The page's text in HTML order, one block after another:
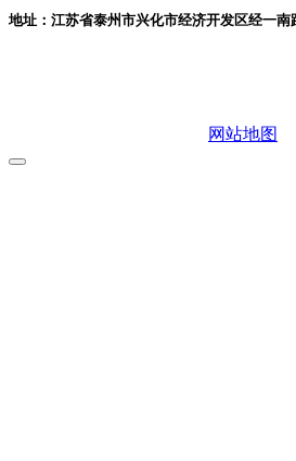
地址：江苏省泰州市兴化市经济开发区经一南
网站地图